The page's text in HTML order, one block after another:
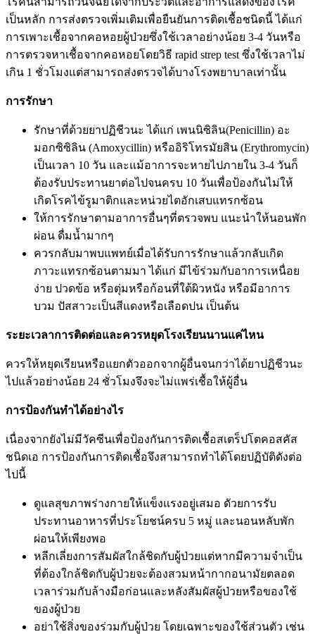
เป็นหลัก การส่งตรวจเพิ่มเติมเพื่อยืนยันการติดเชื้อชนิดนี้ ได้แก่
การเพาะเชื้อจากคอหอยผู้ป่วยซึ่งใช้เวลาอย่างน้อย 3-4 วันหรือ
การตรวจหาเชื้อจากคอหอยโดยวิธี rapid strep test ซึ่งใช้เวลาไม่
เกิน 1 ชั่วโมงแต่สามารถส่งตรวจได้บางโรงพยาบาลเท่านั้น
การรักษา
รักษาที่ด้วยยาปฏิชีวนะ ได้แก่ เพนนิซิลิน(Penicillin) อะ
มอกซิซิลิน (Amoxycillin) หรืออิริโทรมัยสิน (Erythromycin)
เป็นเวลา 10 วัน และแม้อาการจะหายไปภายใน 3-4 วันก็
ต้องรับประทานยาต่อไปจนครบ 10 วันเพื่อป้องกันไม่ให้
เกิดโรคไข้รูมาติกและหน่วยไตอักเสบแทรกซ้อน
ให้การรักษาตามอาการอื่นๆที่ตรวจพบ แนะนำให้นอนพัก
ผ่อน ดื่มน้ำมากๆ
ควรกลับมาพบแพทย์เมื่อได้รับการรักษาแล้วกลับเกิด
ภาวะแทรกซ้อนตามมา ได้แก่ มีไข้ร่วมกับอาการเหนื่อย
ง่าย ปวดข้อ หรือตุ่มหรือก้อนที่ใต้ผิวหนัง หรือมีอาการ
บวม ปัสสาวะเป็นสีแดงหรือเลือดปน เป็นต้น
ระยะเวลาการติดต่อและควรหยุดโรงเรียนนานแค่ไหน
ควรให้หยุดเรียนหรือแยกตัวออกจากผู้อื่นจนกว่าได้ยาปฏิชีวนะ
ไปแล้วอย่างน้อย 24 ชั่วโมงจึงจะไม่แพร่เชื้อให้ผู้อื่น
การป้องกันทำได้อย่างไร
เนื่องจากยังไม่มีวัคซีนเพื่อป้องกันการติดเชื้อสเตร็ปโตคอสคัส
ชนิดเอ การป้องกันการติดเชื้อจึงสามารถทำได้โดยปฏิบัติดังต่อ
ไปนี้
ดูแลสุขภาพร่างกายให้แข็งแรงอยู่เสมอ ดัวยการรับ
ประทานอาหารที่ประโยชน์ครบ 5 หมู่ และนอนหลับพัก
ผ่อนให้เพียงพอ
หลีกเลี่ยงการสัมผัสใกล้ชิดกับผู้ป่วยแต่หากมีความจำเป็น
ที่ต้องใกล้ชิดกับผู้ป่วยจะต้องสวมหน้ากากอนามัยตลอด
เวลาร่วมกับล้างมือก่อนและหลังสัมผัสผู้ป่วยหรือของใช้
ของผู้ป่วย
อย่าใช้สิ่งของร่วมกับผู้ป่วย โดยเฉพาะของใช้ส่วนตัว เช่น